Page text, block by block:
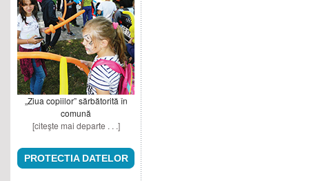
„Ziua copiilor” sărbătorită în
comună
[citeşte mai departe . . .]
PROTECTIA DATELOR